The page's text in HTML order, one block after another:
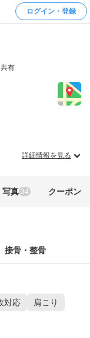
ログイン・登録
共有
詳細情報を見る
写真 34 クーポン
接骨・整骨
対応
肩こり